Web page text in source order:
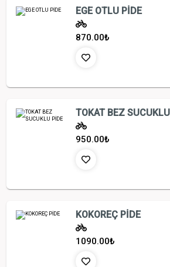
EGE OTLU PİDE
870.00₺
TOKAT BEZ
950.00₺
KOKOREÇ PİDE
1090.00₺